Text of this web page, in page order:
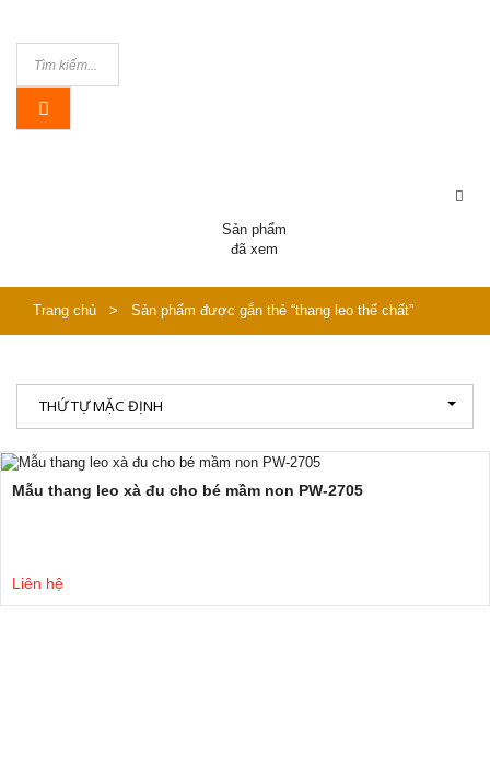
Sản phẩm
đã xem
Trang chủ > Sản phẩm được gắn thẻ “thang leo thể chất”
THỨ TỰ MẶC ĐỊNH
Mẫu thang leo xà đu cho bé mầm non PW-2705
Liên hệ